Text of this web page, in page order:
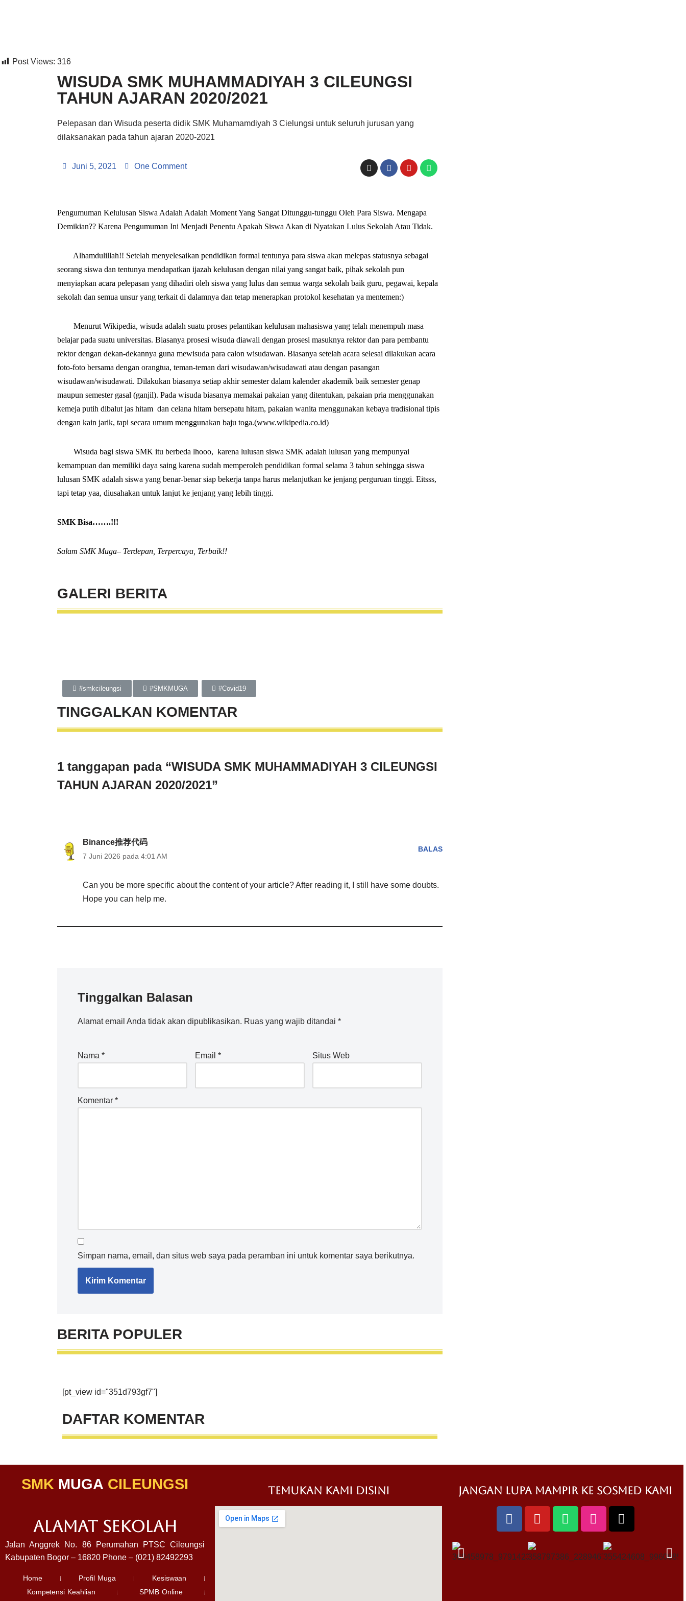
konten
Post Views: 316
WISUDA SMK MUHAMMADIYAH 3 CILEUNGSI
TAHUN AJARAN 2020/2021
Pelepasan dan Wisuda peserta didik SMK Muhamamdiyah 3 Cielungsi untuk seluruh jurusan yang
dilaksanakan pada tahun ajaran 2020-2021
Juni 5, 2021 One Comment
Pengumuman Kelulusan Siswa Adalah Adalah Moment Yang Sangat Ditunggu-tunggu Oleh Para Siswa. Mengapa
Demikian?? Karena Pengumuman Ini Menjadi Penentu Apakah Siswa Akan di Nyatakan Lulus Sekolah Atau Tidak.
Alhamdulillah!! Setelah menyelesaikan pendidikan formal tentunya para siswa akan melepas statusnya sebagai
seorang siswa dan tentunya mendapatkan ijazah kelulusan dengan nilai yang sangat baik, pihak sekolah pun
menyiapkan acara pelepasan yang dihadiri oleh siswa yang lulus dan semua warga sekolah baik guru, pegawai, kepala
sekolah dan semua unsur yang terkait di dalamnya dan tetap menerapkan protokol kesehatan ya mentemen:)
Menurut Wikipedia, wisuda adalah suatu proses pelantikan kelulusan mahasiswa yang telah menempuh masa
belajar pada suatu universitas. Biasanya prosesi wisuda diawali dengan prosesi masuknya rektor dan para pembantu
rektor dengan dekan-dekannya guna mewisuda para calon wisudawan. Biasanya setelah acara selesai dilakukan acara
foto-foto bersama dengan orangtua, teman-teman dari wisudawan/wisudawati atau dengan pasangan
wisudawan/wisudawati. Dilakukan biasanya setiap akhir semester dalam kalender akademik baik semester genap
maupun semester gasal (ganjil). Pada wisuda biasanya memakai pakaian yang ditentukan, pakaian pria menggunakan
kemeja putih dibalut jas hitam dan celana hitam bersepatu hitam, pakaian wanita menggunakan kebaya tradisional tipis
dengan kain jarik, tapi secara umum menggunakan baju toga.(www.wikipedia.co.id)
Wisuda bagi siswa SMK itu berbeda lhooo, karena lulusan siswa SMK adalah lulusan yang mempunyai
kemampuan dan memiliki daya saing karena sudah memperoleh pendidikan formal selama 3 tahun sehingga siswa
lulusan SMK adalah siswa yang benar-benar siap bekerja tanpa harus melanjutkan ke jenjang perguruan tinggi. Eitsss,
tapi tetap yaa, diusahakan untuk lanjut ke jenjang yang lebih tinggi.
SMK Bisa…….!!!
Salam SMK Muga– Terdepan, Terpercaya, Terbaik!!
GALERI BERITA
#smkcileungsi #SMKMUGA #Covid19
TINGGALKAN KOMENTAR
1 tanggapan pada “WISUDA SMK MUHAMMADIYAH 3 CILEUNGSI
TAHUN AJARAN 2020/2021”
Binance推荐代码
7 Juni 2026 pada 4:01 AM
BALAS
Can you be more specific about the content of your article? After reading it, I still have some doubts.
Hope you can help me.
Tinggalkan Balasan
Alamat email Anda tidak akan dipublikasikan. Ruas yang wajib ditandai *
Nama * Email* Situs Web
Komentar *
Simpan nama, email, dan situs web saya pada peramban ini untuk komentar saya berikutnya.
BERITA POPULER
[pt_view id="351d793gf7"]
DAFTAR KOMENTAR
SMK MUGA CILEUNGSI
ALAMAT SEKOLAH
Jalan Anggrek No. 86 Perumahan PTSC Cileungsi
Kabupaten Bogor – 16820 Phone – (021) 82492293
Home Profil Muga
Kesiswaan
Kompetensi Keahlian
SPMB Online
TEMUKAN KAMI DISINI jangan lupa mampir ke sosmed kami